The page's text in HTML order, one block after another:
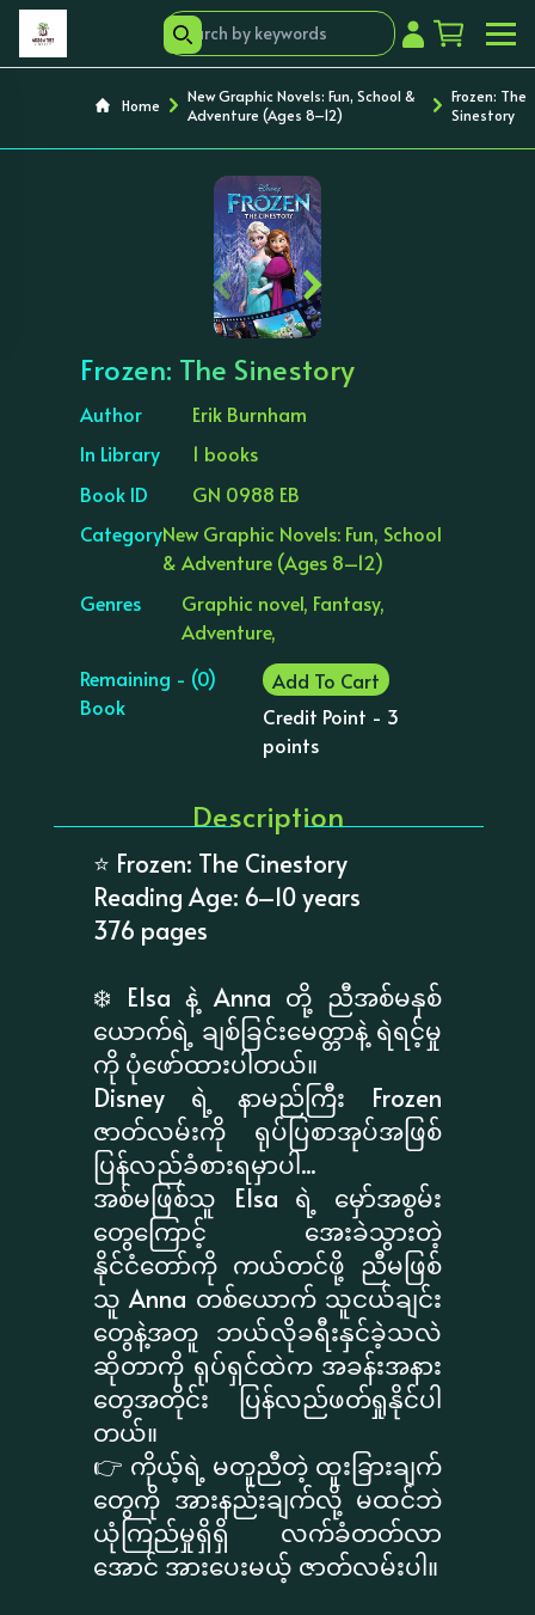
Home
New Graphic Novels: Fun, School &
Adventure (Ages 8–12)
Frozen: The
Sinestory
‹ ›
Frozen: The Sinestory
Author
Erik Burnham
In Library
1 books
Book ID
GN 0988 EB
CategoryNew Graphic Novels: Fun, School
& Adventure (Ages 8–12)
Genres
Graphic novel, Fantasy,
Adventure,
Remaining - (0)
Book
Add To Cart
Credit Point - 3
points
Description
⭐ Frozen: The Cinestory
Reading Age: 6–10 years
376 pages
❄️ Elsa နဲ့ Anna တို့ ညီအစ်မနှစ်
ယောက်ရဲ့ ချစ်ခြင်းမေတ္တာနဲ့ ရဲရင့်မှု
ကို ပုံဖော်ထားပါတယ်။
Disney ရဲ့ နာမည်ကြီး Frozen
ဇာတ်လမ်းကို ရုပ်ပြစာအုပ်အဖြစ်
ပြန်လည်ခံစားရမှာပါ...
အစ်မဖြစ်သူ Elsa ရဲ့ မှော်အစွမ်း
တွေကြောင့် အေးခဲသွားတဲ့
နိုင်ငံတော်ကို ကယ်တင်ဖို့ ညီမဖြစ်
သူ Anna တစ်ယောက် သူငယ်ချင်း
တွေနဲ့အတူ ဘယ်လိုခရီးနှင်ခဲ့သလဲ
ဆိုတာကို ရုပ်ရှင်ထဲက အခန်းအနား
တွေအတိုင်း ပြန်လည်ဖတ်ရှုနိုင်ပါ
တယ်။
👉 ကိုယ့်ရဲ့ မတူညီတဲ့ ထူးခြားချက်
တွေကို အားနည်းချက်လို့ မထင်ဘဲ
ယုံကြည်မှုရှိရှိ လက်ခံတတ်လာ
အောင် အားပေးမယ့် ဇာတ်လမ်းပါ။